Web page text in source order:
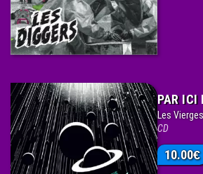
PAR ICI
Les Vierges
CD
10.00€